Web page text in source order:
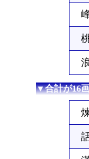
▼合計が16